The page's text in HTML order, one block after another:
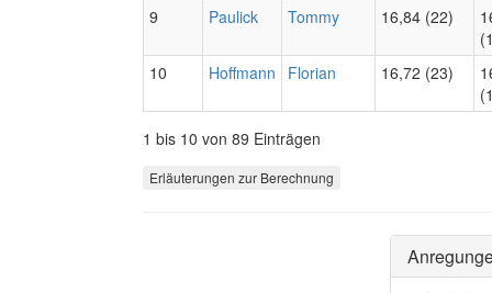
9
Paulick Tommy 16,84 (22)
10
Hoffmann Florian 16,72 (23)
1 bis 10 von 89 Einträgen
Erläuterungen zur Berechnung